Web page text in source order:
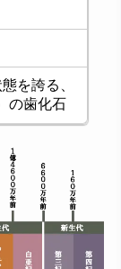
を誇る、
の歯化石